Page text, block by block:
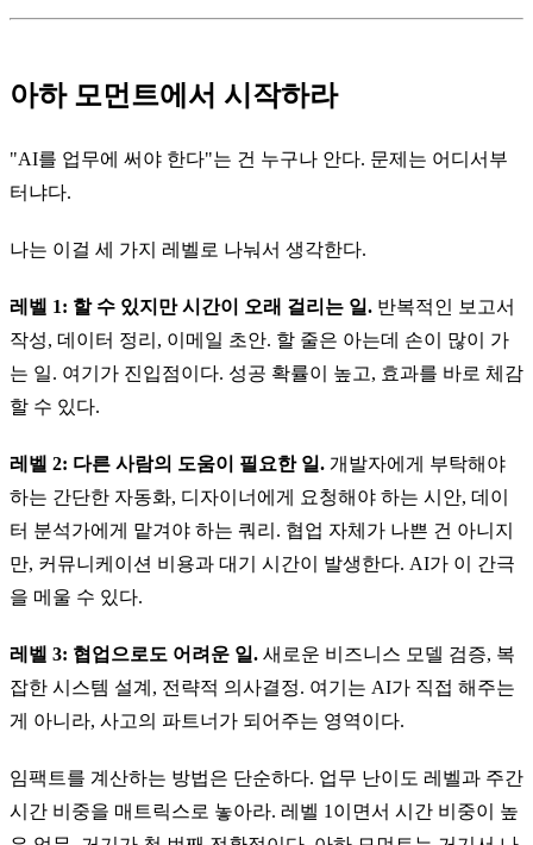
아하 모먼트에서 시작하라
"AI를 업무에 써야 한다"는 건 누구나 안다. 문제는 어디서부
터냐다.
나는 이걸 세 가지 레벨로 나눠서 생각한다.
레벨 1: 할 수 있지만 시간이 오래 걸리는 일. 반복적인 보고서
작성, 데이터 정리, 이메일 초안. 할 줄은 아는데 손이 많이 가
는 일. 여기가 진입점이다. 성공 확률이 높고, 효과를 바로 체감
할 수 있다.
레벨 2: 다른 사람의 도움이 필요한 일. 개발자에게 부탁해야
하는 간단한 자동화, 디자이너에게 요청해야 하는 시안, 데이
터 분석가에게 맡겨야 하는 쿼리. 협업 자체가 나쁜 건 아니지
만, 커뮤니케이션 비용과 대기 시간이 발생한다. AI가 이 간극
을 메울 수 있다.
레벨 3: 협업으로도 어려운 일. 새로운 비즈니스 모델 검증, 복
잡한 시스템 설계, 전략적 의사결정. 여기는 AI가 직접 해주는
게 아니라, 사고의 파트너가 되어주는 영역이다.
임팩트를 계산하는 방법은 단순하다. 업무 난이도 레벨과 주간
시간 비중을 매트릭스로 놓아라. 레벨 1이면서 시간 비중이 높